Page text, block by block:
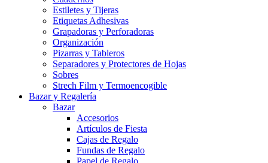
Estiletes y Tijeras
Etiquetas Adhesivas
Grapadoras y Perforadoras
Organización
Pizarras y Tableros
Separadores y Protectores de Hojas
Sobres
Strech Film y Termoencogible
Bazar y Regalería
Bazar
Accesorios
Artículos de Fiesta
Cajas de Regalo
Fundas de Regalo
Papel de Regalo